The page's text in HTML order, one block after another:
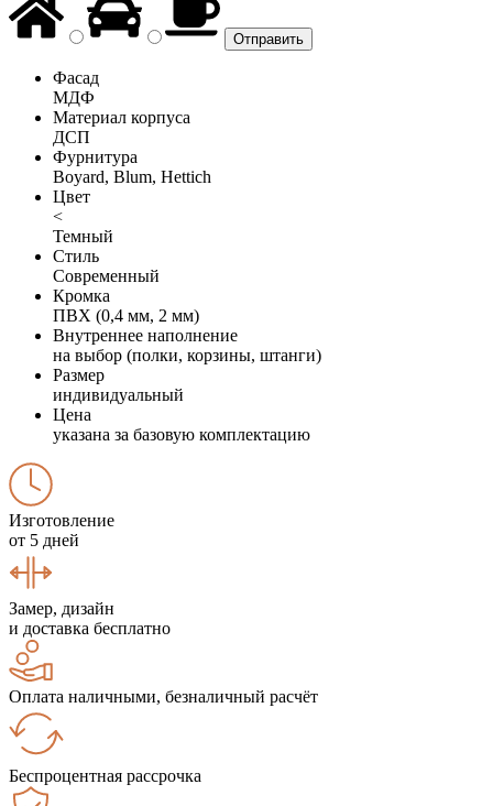
Фасад
МДФ
Материал корпуса
ДСП
Фурнитура
Boyard, Blum, Hettich
Цвет
<
Темный
Стиль
Современный
Кромка
ПВХ (0,4 мм, 2 мм)
Внутреннее наполнение
на выбор (полки, корзины, штанги)
Размер
индивидуальный
Цена
указана за базовую комплектацию
Изготовление
от 5 дней
Замер, дизайн
и доставка бесплатно
Оплата наличными, безналичный расчёт
Беспроцентная рассрочка